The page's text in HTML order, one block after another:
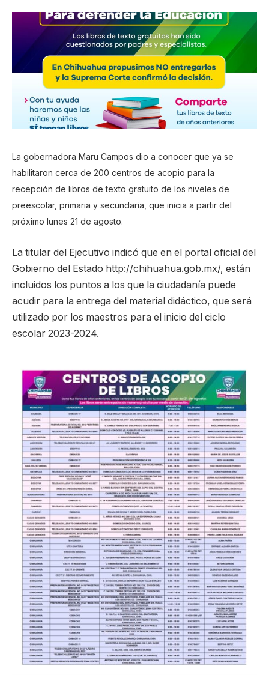
La gobernadora Maru Campos dio a conocer que ya se
habilitaron cerca de 200 centros de acopio para la
recepción de libros de texto gratuito de los niveles de
preescolar, primaria y secundaria, que inicia a partir del
próximo lunes 21 de agosto.
La titular del Ejecutivo indicó que en el portal oficial del
Gobierno del Estado http://chihuahua.gob.mx/, están
incluidos los puntos a los que la ciudadanía puede
acudir para la entrega del material didáctico, que será
utilizado por los maestros para el inicio del ciclo
escolar 2023-2024.